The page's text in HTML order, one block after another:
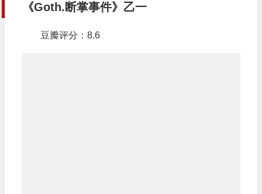
《Goth.断掌事件》乙一
豆瓣评分：8.6